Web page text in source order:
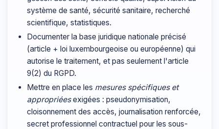
système de santé, sécurité sanitaire, recherché
scientifique, statistiques.
Documenter la base juridique nationale précisé
(article + loi luxembourgeoise ou européenne) qui
autorise le traitement, et pas seulement l'article
9(2) du RGPD.
Mettre en place les mesures spécifiques et
appropriéesexigées : pseudonymisation,
cloisonnement des accès, journalisation renforcée,
secret professionnel contractuel pour les sous-